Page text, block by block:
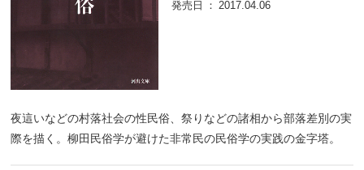
発売日 2017.04.06
夜這いなどの村落社会の性民俗、祭りなどの諸相から部落差別の実
際を描く。柳田民俗学が避けた非常民の民俗学の実践の金字塔。